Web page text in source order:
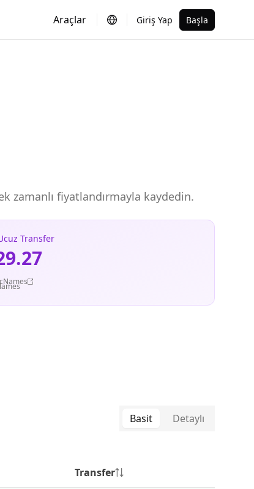
Araçlar Giriş Yap Başla
zamanlı fiyatlandırmayla kaydedin.
Transfer
Basit Detaylı
Transfer